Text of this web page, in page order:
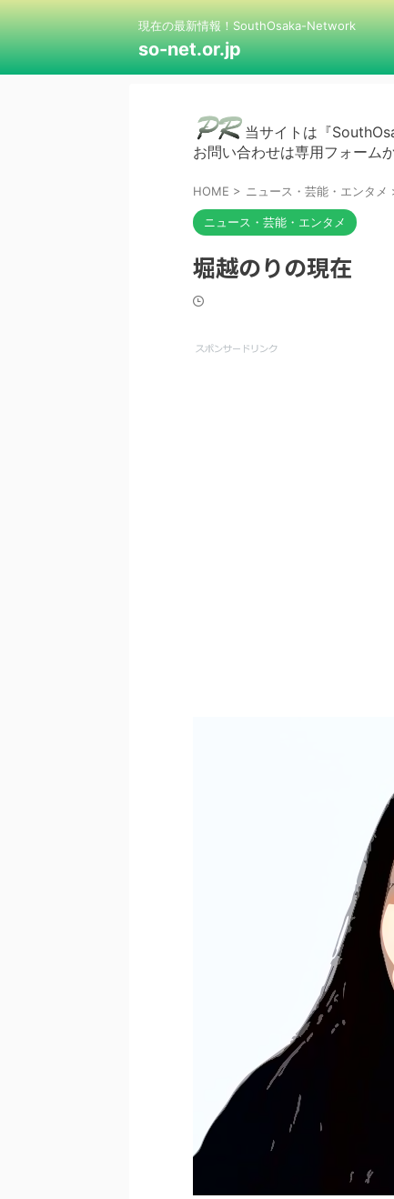
現在の最新情報！SouthOsaka-Network
so-net.or.jp
当サイトは『
お問い合わせは専用フォーム
HOME > ニュース・芸能・エンタメ
ニュース・芸能・エンタメ
堀越のりの現在